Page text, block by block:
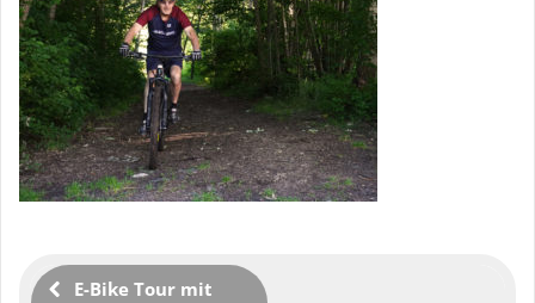
E-Bike Tour mit